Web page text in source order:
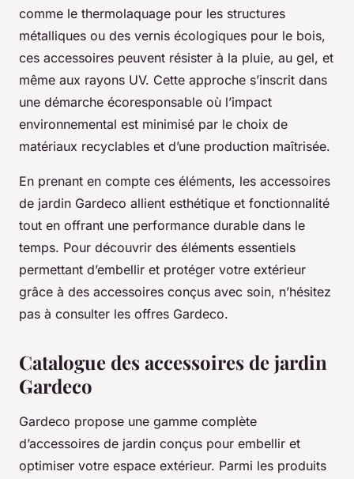
comme le thermolaquage pour les structures
métalliques ou des vernis écologiques pour le bois,
ces accessoires peuvent résister à la pluie, au gel, et
même aux rayons UV. Cette approche s’inscrit dans
une démarche écoresponsable où l’impact
environnemental est minimisé par le choix de
matériaux recyclables et d’une production maîtrisée.
En prenant en compte ces éléments, les accessoires
de jardin Gardeco allient esthétique et fonctionnalité
tout en offrant une performance durable dans le
temps. Pour découvrir des éléments essentiels
permettant d’embellir et protéger votre extérieur
grâce à des accessoires conçus avec soin, n’hésitez
pas à consulter les offres Gardeco.
Catalogue des accessoires de jardin
Gardeco
Gardeco propose une gamme complète
d’accessoires de jardin conçus pour embellir et
optimiser votre espace extérieur. Parmi les produits